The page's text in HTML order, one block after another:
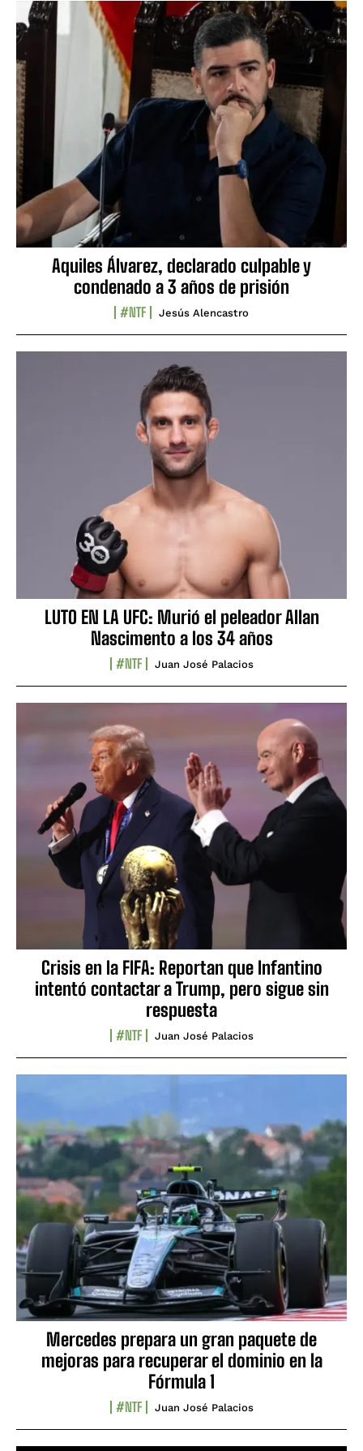
Aquiles Álvarez, declarado culpable y
condenado a 3 años de prisión
#NTF Jesús Alencastro
LUTO EN LA UFC: Murió el peleador Allan
Nascimento a los 34 años
#NTF Juan José Palacios
Crisis en la FIFA: Reportan que Infantino
intentó contactar a Trump, pero sigue sin
respuesta
#NTF Juan José Palacios
Mercedes prepara un gran paquete de
mejoras para recuperar el dominio en la
Fórmula 1
#NTF Juan José Palacios